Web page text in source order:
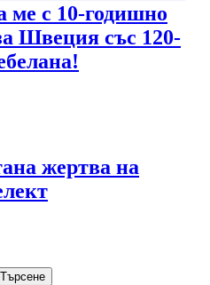
ме с 10-годишно
Швеция със 120-
жертва на
Търсене